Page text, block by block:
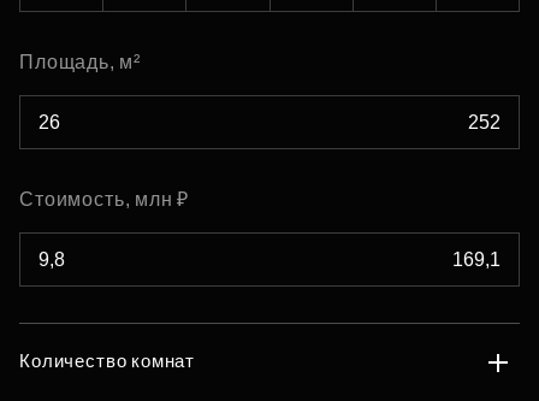
Площадь, м²
Стоимость, млн ₽
Количество комнат